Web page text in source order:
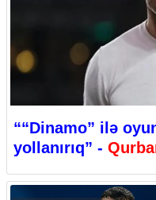
““Dinamo” ilə
yollanırıq” -